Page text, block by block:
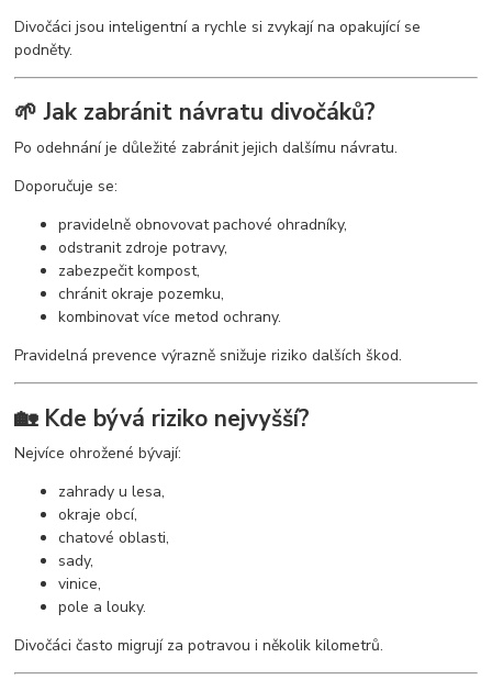
Divočáci jsou inteligentní a rychle si zvykají na opakující se
podněty.
🌱 Jak zabránit návratu divočáků?
Po odehnání je důležité zabránit jejich dalšímu návratu.
Doporučuje se:
pravidelně obnovovat pachové ohradníky,
odstranit zdroje potravy,
zabezpečit kompost,
chránit okraje pozemku,
kombinovat více metod ochrany.
Pravidelná prevence výrazně snižuje riziko dalších škod.
🏡 Kde bývá riziko nejvyšší?
Nejvíce ohrožené bývají:
zahrady u lesa,
okraje obcí,
chatové oblasti,
sady,
vinice,
pole a louky.
Divočáci často migrují za potravou i několik kilometrů.